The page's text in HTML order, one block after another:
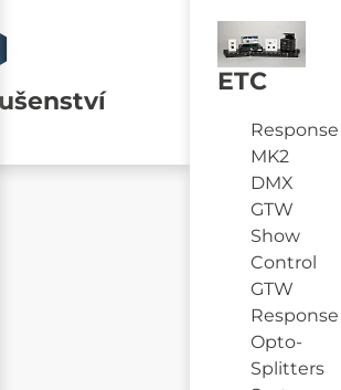
ETC
Response
MK2
DMX
GTW
Show
Control
GTW
Response
Opto-
Splitters